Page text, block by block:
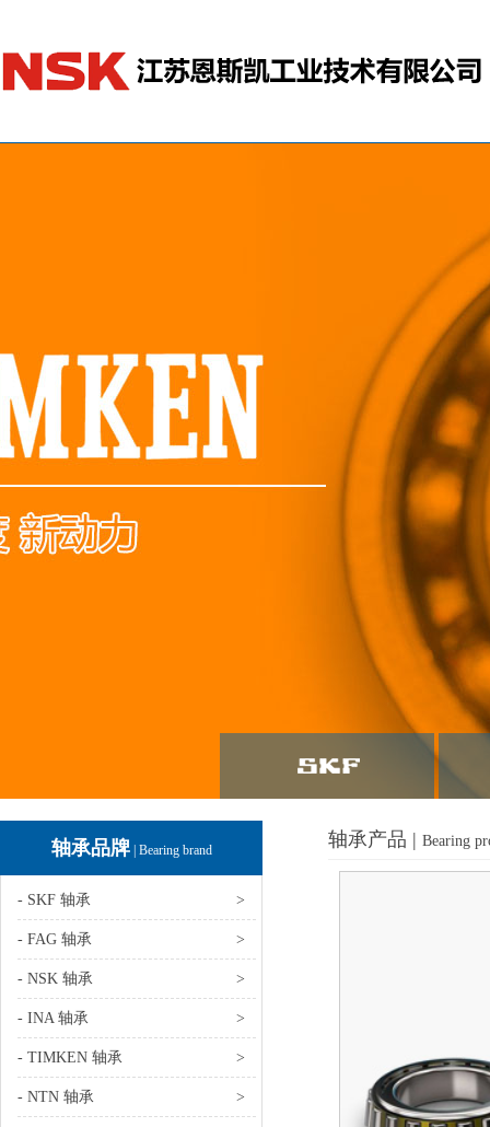
轴承品牌| Bearing brand
- SKF 轴承 >
- FAG 轴承 >
- NSK 轴承 >
- INA 轴承 >
- TIMKEN 轴承 >
- NTN 轴承 >
轴承产品 | Bearing